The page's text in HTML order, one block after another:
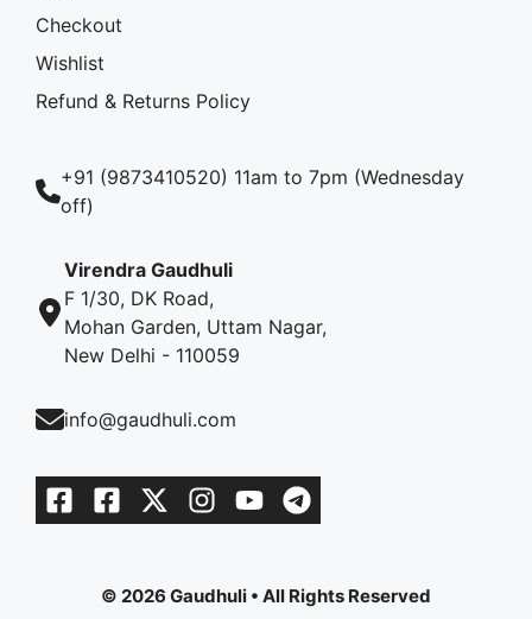
Checkout
Wishlist
Refund & Returns Policy
+91 (9873410520) 11am to 7pm (Wednesday
off)
Virendra Gaudhuli
F 1/30, DK Road,
Mohan Garden, Uttam Nagar,
New Delhi - 110059
info@gaudhuli.com
© 2026 Gaudhuli • All Rights Reserved